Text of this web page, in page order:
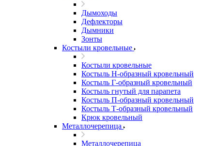
Дымоходы
Дефлекторы
Дымники
Зонты
Костыли кровельные
Костыли кровельные
Костыль H-образный кровельный
Костыль Г-образный кровельный
Костыль гнутый для парапета
Костыль П-образный кровельный
Костыль Т-образный кровельный
Крюк кровельный
Металлочерепица
Металлочерепица